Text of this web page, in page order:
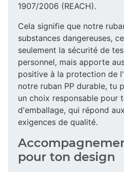
1907/2006 (REACH).
Cela signifie que notre
substances dangereuses,
seulement la sécurité de
personnel, mais apporte
positive à la protection de
notre ruban PP durable, tu
un choix responsable pour
d'emballage, qui répond
exigences de qualité.
pour ton design